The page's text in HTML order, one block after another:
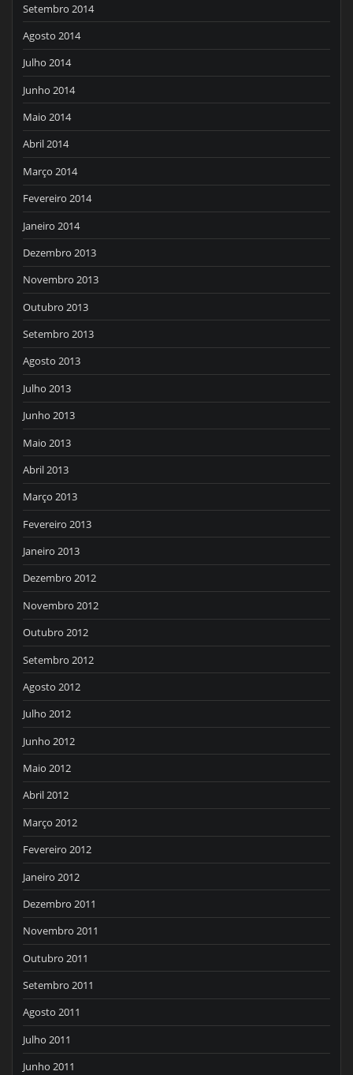
Setembro 2014
Agosto 2014
Julho 2014
Junho 2014
Maio 2014
Abril 2014
Março 2014
Fevereiro 2014
Janeiro 2014
Dezembro 2013
Novembro 2013
Outubro 2013
Setembro 2013
Agosto 2013
Julho 2013
Junho 2013
Maio 2013
Abril 2013
Março 2013
Fevereiro 2013
Janeiro 2013
Dezembro 2012
Novembro 2012
Outubro 2012
Setembro 2012
Agosto 2012
Julho 2012
Junho 2012
Maio 2012
Abril 2012
Março 2012
Fevereiro 2012
Janeiro 2012
Dezembro 2011
Novembro 2011
Outubro 2011
Setembro 2011
Agosto 2011
Julho 2011
Junho 2011